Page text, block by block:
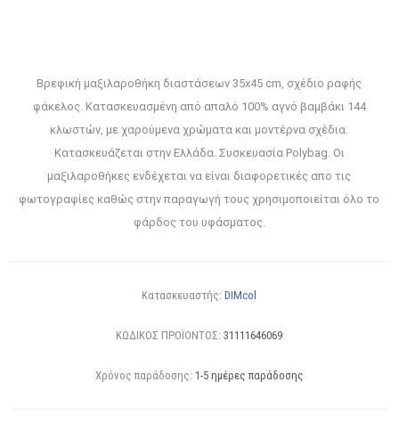
Βρεφική μαξιλαροθήκη διαστάσεων 35x45 cm, σχέδιο ραφής
φάκελος. Κατασκευασμένη από απαλό 100% αγνό βαμβάκι 144
κλωστών, με χαρούμενα χρώματα και μοντέρνα σχέδια.
Κατασκευάζεται στην Ελλάδα. Συσκευασία Polybag. Οι
μαξιλαροθήκες ενδέχεται να είναι διαφορετικές απο τις
φωτογραφίες καθώς στην παραγωγή τους χρησιμοποιείται όλο το
φάρδος του υφάσματος.
Κατασκευαστής: DIMcol
ΚΩΔΙΚΟΣ ΠΡΟΪΟΝΤΟΣ: 31111646069
Χρόνος παράδοσης: 1-5 ημέρες παράδοσης